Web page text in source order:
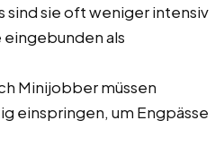
sind sie oft weniger intensiv
als
Minijobber müssen
einspringen, um Engpässe